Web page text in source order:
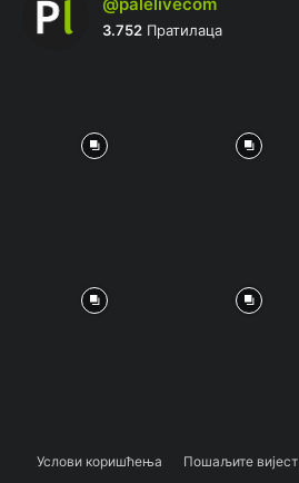
@palelivecom
3.752 Пратилаца
Услови коришћења Пошаљите вијест